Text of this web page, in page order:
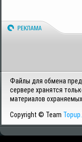
Файлы для обмена
сервере хранятся
материалов
Copyright © Team